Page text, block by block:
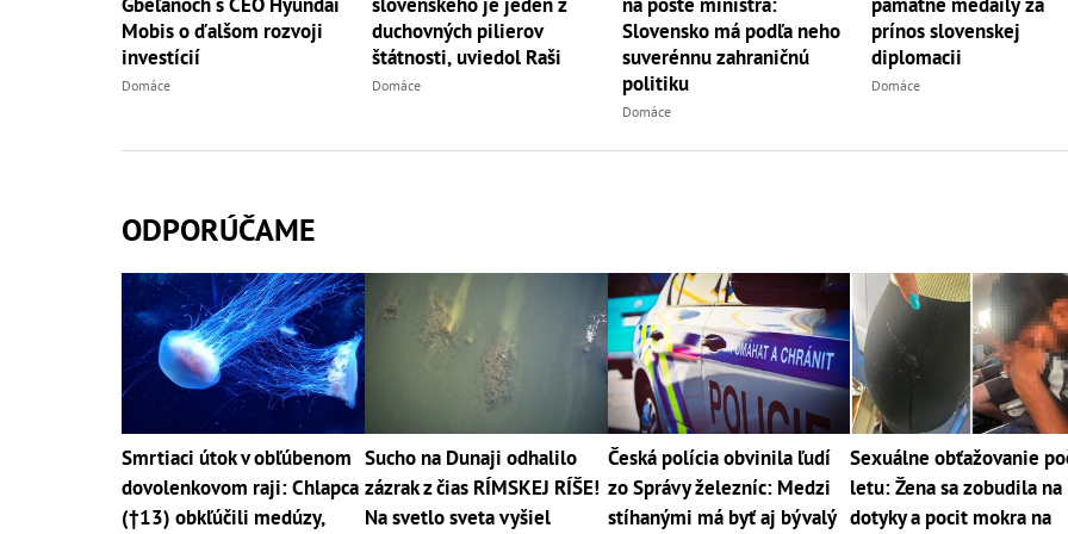
Mobis o ďalšom rozvoji
investícií
Domáce
duchovných pilierov
štátnosti, uviedol Raši
Domáce
Slovensko má podľa neho
suverénnu zahraničnú
politiku
Domáce
prínos slovenskej
diplomacii
Domáce
ODPORÚČAME
Smrtiaci útok v obľúbenom
dovolenkovom raji: Chlapca
(†13) obkľúčili medúzy,
Sucho na Dunaji odhalilo
zázrak z čias RÍMSKEJ RÍŠE!
Na svetlo sveta vyšiel
Česká polícia obvinila ľudí
zo Správy železníc: Medzi
stíhanými má byť aj bývalý
Sexuálne obťažovanie
letu: Žena sa zobudila na
dotyky a pocit mokra na